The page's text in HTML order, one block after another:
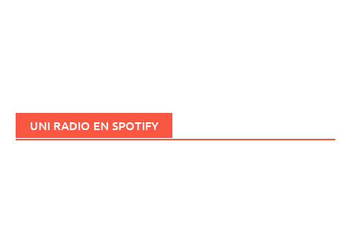
UNI RADIO EN SPOTIFY